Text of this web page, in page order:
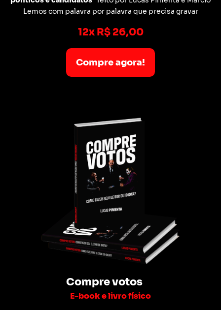
Lemos com palavra por palavra que precisa gravar
12x R$ 26,00
Compre agora!
Compre votos
E-book e livro físico